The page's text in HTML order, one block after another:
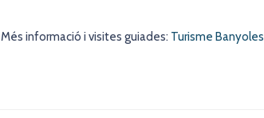
Més informació i visites guiades: Turisme Banyoles